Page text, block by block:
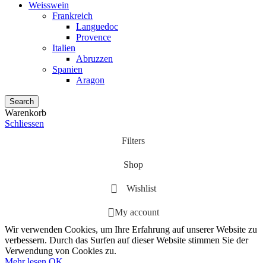
Weisswein
Frankreich
Languedoc
Provence
Italien
Abruzzen
Spanien
Aragon
Search
Warenkorb
Schliessen
Filters
Shop
Wishlist
My account
Wir verwenden Cookies, um Ihre Erfahrung auf unserer Website zu
verbessern. Durch das Surfen auf dieser Website stimmen Sie der
Verwendung von Cookies zu.
Mehr